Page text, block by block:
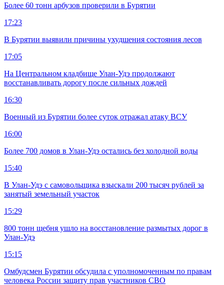
Более 60 тонн арбузов проверили в Бурятии
17:23
В Бурятии выявили причины ухудшения состояния лесов
17:05
На Центральном кладбище Улан-Удэ продолжают
восстанавливать дорогу после сильных дождей
16:30
Военный из Бурятии более суток отражал атаку ВСУ
16:00
Более 700 домов в Улан-Удэ остались без холодной воды
15:40
В Улан-Удэ с самовольщика взыскали 200 тысяч рублей за
занятый земельный участок
15:29
800 тонн щебня ушло на восстановление размытых дорог в
Улан-Удэ
15:15
Омбудсмен Бурятии обсудила с уполномоченным по правам
человека России защиту прав участников СВО